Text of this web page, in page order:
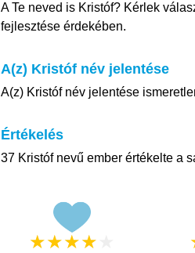
A Te neved is Kristóf? Kérlek
fejlesztése érdekében.
A(z) Kristóf név jelentése
A(z) Kristóf név jelentése
Értékelés
37 Kristóf nevű ember értékelte a
★★★★